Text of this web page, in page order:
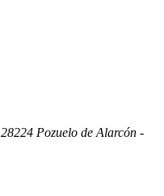
28224 Pozuelo de Alarcón -